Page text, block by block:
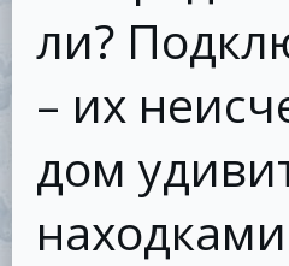
ли?
– их
дом